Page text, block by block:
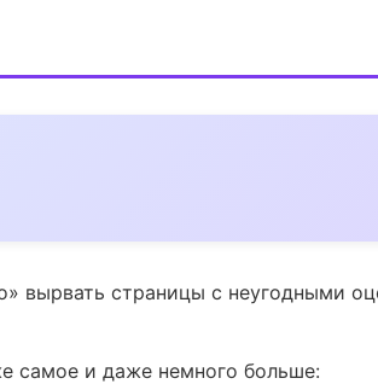
вырвать страницы с неугодными
самое и даже немного больше: